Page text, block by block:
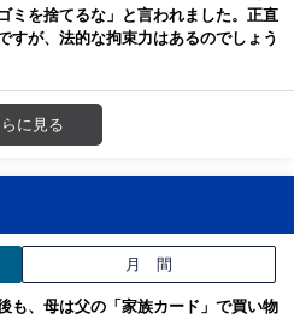
ミを捨てるな」と言われました。正直
すが、法的な拘束力はあるのでしょう
らに見る
月 間
も、母は父の「家族カード」で買い物